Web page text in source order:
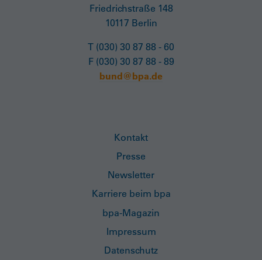
Friedrichstraße 148
10117 Berlin
T (030) 30 87 88 - 60
F (030) 30 87 88 - 89
bund@bpa.de
Kontakt
Presse
Newsletter
Karriere beim bpa
bpa-Magazin
Impressum
Datenschutz